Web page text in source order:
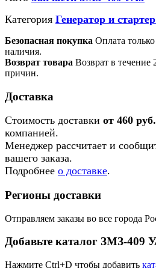
Категория Генератор и
Безопасная покупка Оплата
наличия.
Возврат товара Возврат в течение
причин.
Доставка
Стоимость доставки от 460 руб.
компанией.
Менеджер рассчитает и
вашего заказа.
Подробнее о доставке.
Регионы доставки
Отправляем заказы во все города
Добавьте каталог ЗМЗ-409
Нажмите Ctrl+D чтобы добавить